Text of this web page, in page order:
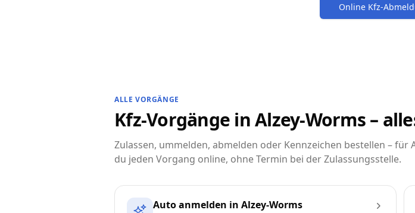
Online Kfz-
ALLE VORGÄNGE
Kfz-Vorgänge in Alzey-Worms –
Zulassen, ummelden, abmelden oder Kennzeichen bestellen – für
du jeden Vorgang online, ohne Termin bei der Zulassungsstelle.
Auto anmelden in Alzey-Worms